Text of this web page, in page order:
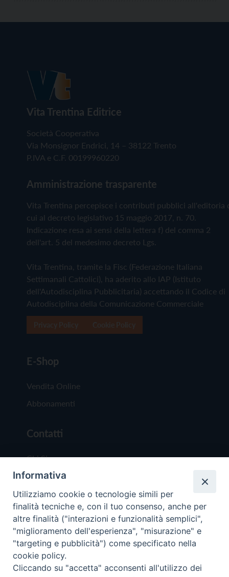
Vita Trentina Editrice
Società Cooperativa
Via Monsignor Endrici, 14 – 38122 Trento
P.IVA e C.F. 00199960220
Amministrazione trasparente
Vita Trentina percepisce i contributi pubblici all'editoria
cui al decreto legislativo 15 maggio 2017, n. 70.
Indicazione resa ai sensi della lettera f) del comma 2
dell'art. 5 del medesimo decreto Lgs.
Vita Trentina, tramite la Fisc (Federazione Italiana
Settimanali Cattolici), ha aderito allo IAP (Istituto
dell'Autodisciplina Pubblicitaria) accettando il Codice di
Autodisciplina della Comunicazione Commerciale
E-Shop
Vendita Online
Abbonamenti
Contatti
Chi Siamo
Redazione
Scrivici
Copyright © 2019 - Tutti i diritti riservati - Vita
Trentina Editrice
Informativa
Utilizziamo cookie o tecnologie simili per
finalità tecniche e, con il tuo consenso, anche per
altre finalità ("interazioni e funzionalità semplici",
"miglioramento dell'esperienza", "misurazione" e
"targeting e pubblicità") come specificato nella
cookie policy.
Cliccando su "accetta" acconsenti all'utilizzo dei